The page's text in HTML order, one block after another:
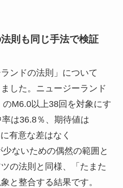
則も同じ手法で検証
ンドの法則」について
した。ニュージーランド
M6.0以上38回を対象にす
は36.8％、期待値は
有意な差はなく
少ないための偶然の範囲と
の法則と同様、「たまた
と整合する結果です。